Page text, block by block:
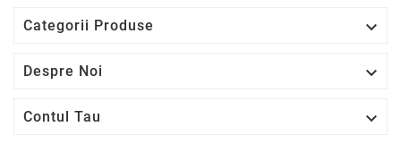
Categorii Produse 
Despre Noi 
Contul Tau 